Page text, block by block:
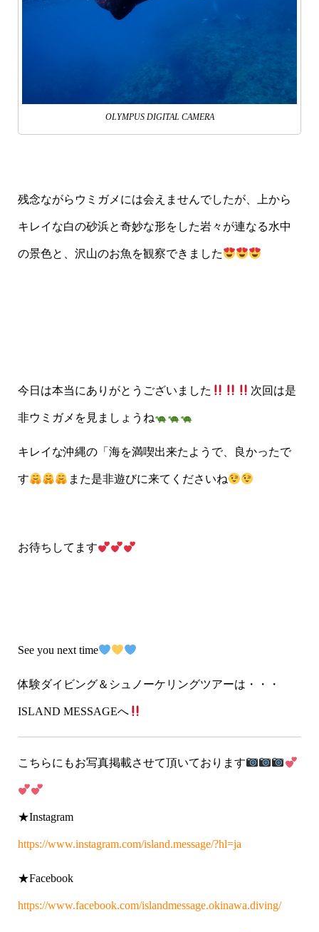
OLYMPUS DIGITAL CAMERA
残念ながらウミガメには会えませんでしたが、上から
キレイな白の砂浜と奇妙な形をした岩々が連なる水中
の景色と、沢山のお魚を観察できました
今日は本当にありがとうございました 次回は是
非ウミガメを見ましょうね
キレイな沖縄の「海を満喫出来たようで、良かったで
す また是非遊びに来てくださいね
お待ちしてます
See you next time
体験ダイビング＆シュノーケリングツアーは・・・
ISLAND MESSAGEへ
こちらにもお写真掲載させて頂いております
★Instagram
https://www.instagram.com/island.message/?hl=ja
★Facebook
https://www.facebook.com/islandmessage.okinawa.diving/